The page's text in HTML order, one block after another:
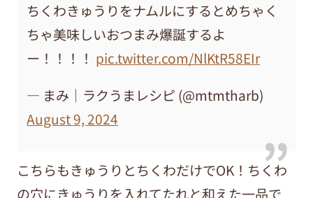
ちくわきゅうりをナムルにするとめちゃく
ちゃ美味しいおつまみ爆誕するよ
ー！！！！ pic.twitter.com/NlKtR58EIr
— まみ｜ラクうまレシピ (@mtmtharb)
August 9, 2024
こちらもきゅうりとちくわだけでOK！ちくわ
の穴にきゅうりを入れてたれと和えた一品で